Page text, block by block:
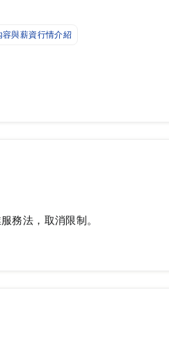
容與薪資行情介紹
圖
務法，取消限制。